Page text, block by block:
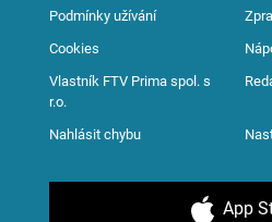
Podmínky užívání
Cookies
Vlastník FTV Prima spol. s
r.o.
Nahlásit chybu
App